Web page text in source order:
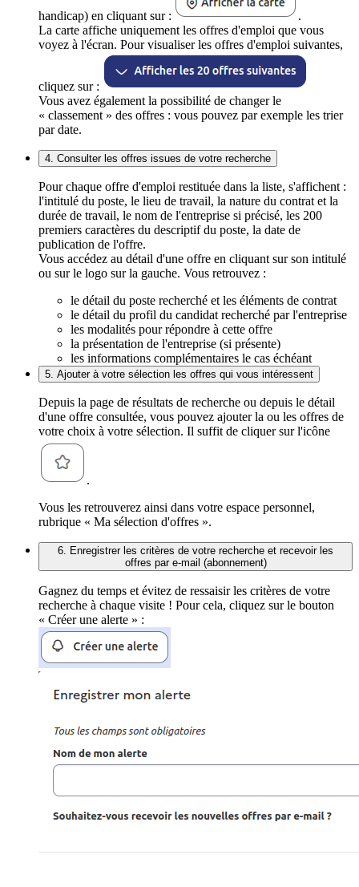
handicap) en cliquant sur :
.
La carte affiche uniquement les offres d'emploi que vous
voyez à l'écran. Pour visualiser les offres d'emploi suivantes,
cliquez sur :
Vous avez également la possibilité de changer le
« classement » des offres : vous pouvez par exemple les trier
par date.
4. Consulter les offres issues de votre recherche
Pour chaque offre d'emploi restituée dans la liste, s'affichent :
l'intitulé du poste, le lieu de travail, la nature du contrat et la
durée de travail, le nom de l'entreprise si précisé, les 200
premiers caractères du descriptif du poste, la date de
publication de l'offre.
Vous accédez au détail d'une offre en cliquant sur son intitulé
ou sur le logo sur la gauche. Vous retrouvez :
le détail du poste recherché et les éléments de contrat
le détail du profil du candidat recherché par l'entreprise
les modalités pour répondre à cette offre
la présentation de l'entreprise (si présente)
les informations complémentaires le cas échéant
5. Ajouter à votre sélection les offres qui vous intéressent
Depuis la page de résultats de recherche ou depuis le détail
d'une offre consultée, vous pouvez ajouter la ou les offres de
votre choix à votre sélection. Il suffit de cliquer sur l'icône
.
Vous les retrouverez ainsi dans votre espace personnel,
rubrique « Ma sélection d'offres ».
6. Enregistrer les critères de votre recherche et recevoir les
offres par e-mail (abonnement)
Gagnez du temps et évitez de ressaisir les critères de votre
recherche à chaque visite ! Pour cela, cliquez sur le bouton
« Créer une alerte » :